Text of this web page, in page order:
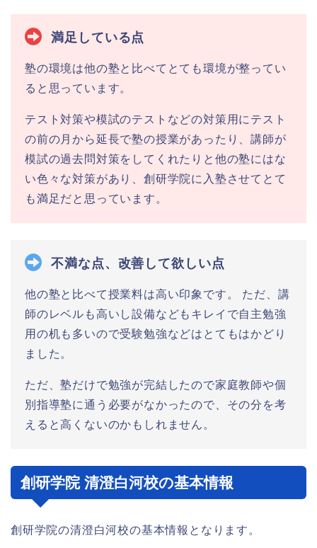
満足している点
塾の環境は他の塾と比べてとても環境が整ってい
ると思っています。
テスト対策や模試のテストなどの対策用にテスト
の前の月から延長で塾の授業があったり、講師が
模試の過去問対策をしてくれたりと他の塾にはな
い色々な対策があり、創研学院に入塾させてとて
も満足だと思っています。
不満な点、改善して欲しい点
他の塾と比べて授業料は高い印象です。 ただ、講
師のレベルも高いし設備などもキレイで自主勉強
用の机も多いので受験勉強などはとてもはかどり
ました。
ただ、塾だけで勉強が完結したので家庭教師や個
別指導塾に通う必要がなかったので、その分を考
えると高くないのかもしれません。
創研学院 清澄白河校の基本情報
創研学院の清澄白河校の基本情報となります。